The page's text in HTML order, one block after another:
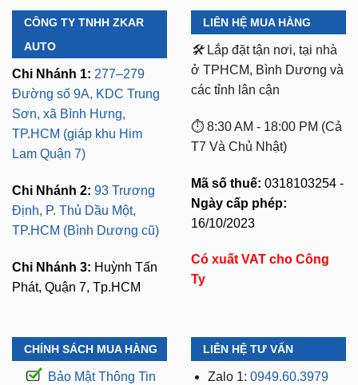
CÔNG TY TNHH ZKAR
AUTO
Chi Nhánh 1: 277–279
Đường số 9A, KDC Trung
Sơn, xã Bình Hưng,
TP.HCM (giáp khu Him
Lam Quận 7)
Chi Nhánh 2: 93 Trương
Định, P. Thủ Dầu Một,
TP.HCM (Bình Dương cũ)
Chi Nhánh 3: Huỳnh Tấn
Phát, Quận 7, Tp.HCM
LIÊN HỆ MUA HÀNG
🛠️ Lắp đặt tận nơi, tại nhà
ở TPHCM, Bình Dương và
các tỉnh lân cận
⏱️ 8:30 AM - 18:00 PM (Cả
T7 Và Chủ Nhật)
Mã số thuế: 0318103254 -
Ngày cấp phép:
16/10/2023
Có xuất VAT cho Công
Ty
CHÍNH SÁCH MUA HÀNG
Bảo Mật Thông Tin
LIÊN HỆ TƯ VẤN
Zalo 1: 0949.60.3979